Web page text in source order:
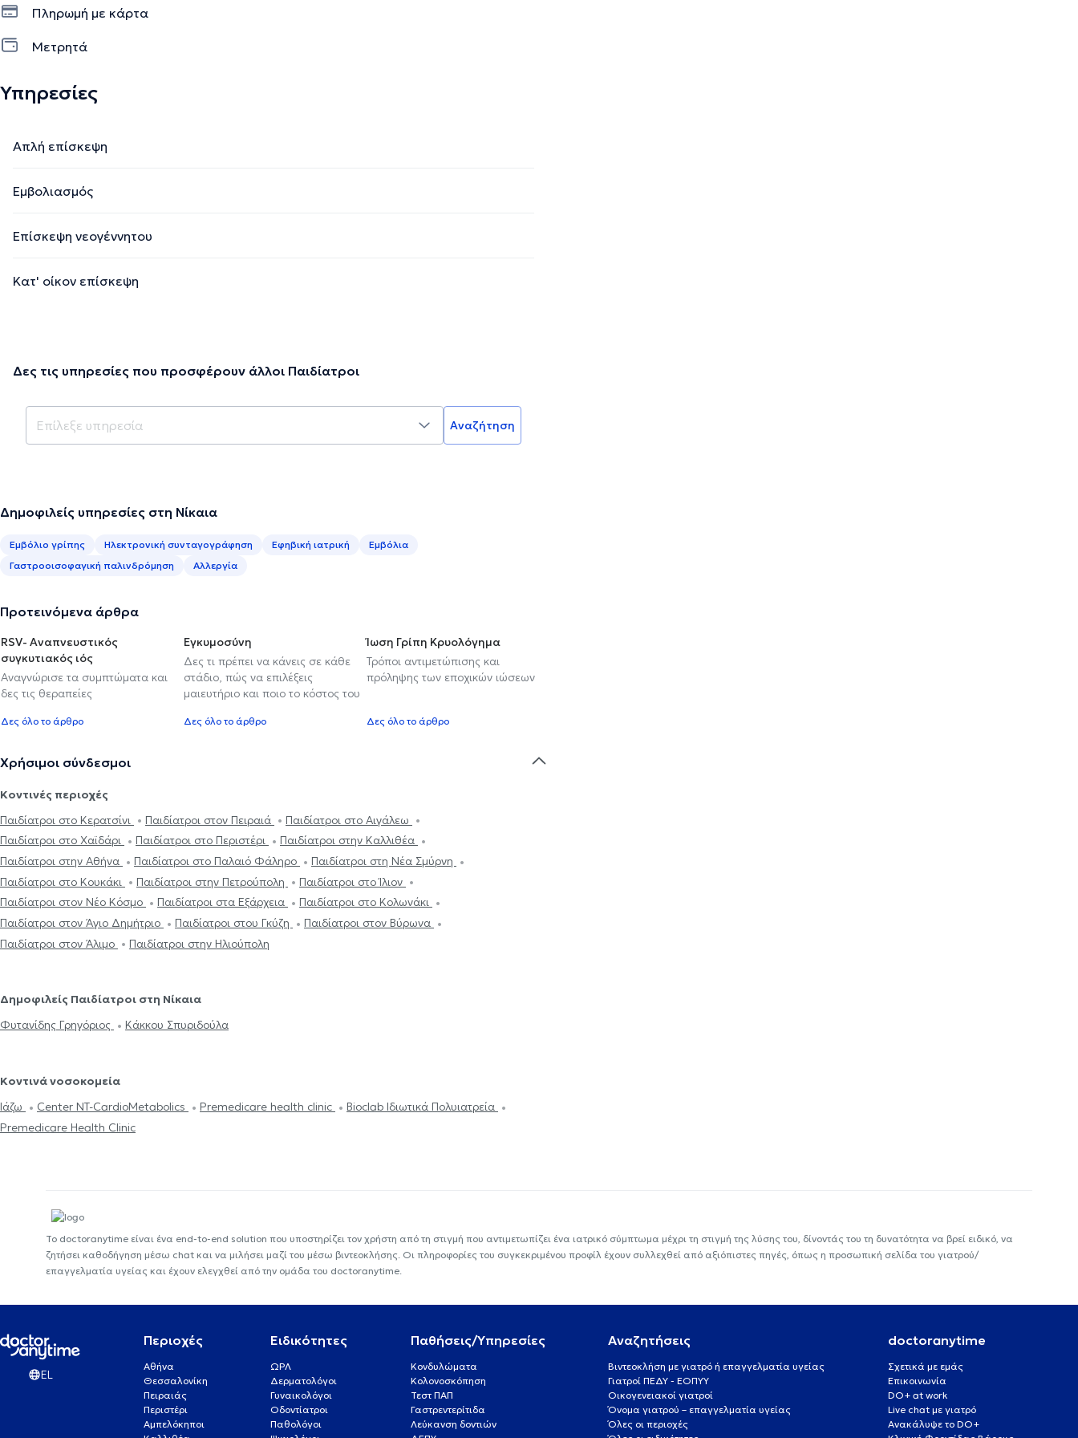
Πληρωμή με κάρτα
Μετρητά
Υπηρεσίες
Απλή επίσκεψη
Εμβολιασμός
Επίσκεψη νεογέννητου
Κατ' οίκον επίσκεψη
Δες τις υπηρεσίες που προσφέρουν άλλοι Παιδίατροι
Αναζήτηση
Δημοφιλείς υπηρεσίες στη Νίκαια
Εμβόλιο γρίπης Ηλεκτρονική συνταγογράφηση Εφηβική ιατρική
Εμβόλια
Γαστροοισοφαγική παλινδρόμηση
Αλλεργία
Προτεινόμενα άρθρα
RSV- Αναπνευστικός
συγκυτιακός ιός
Αναγνώρισε τα συμπτώματα και
δες τις θεραπείες
Δες όλο το άρθρο
Εγκυμοσύνη
Δες τι πρέπει να κάνεις σε κάθε
στάδιο, πώς να επιλέξεις
μαιευτήριο και ποιο το κόστος του
Δες όλο το άρθρο
Ίωση Γρίπη Κρυολόγημα
Τρόποι αντιμετώπισης και
πρόληψης των εποχικών ιώσεων
Δες όλο το άρθρο
Χρήσιμοι σύνδεσμοι
Κοντινές περιοχές
Παιδίατροι στο Κερατσίνι
Παιδίατροι στον Πειραιά
Παιδίατροι στο Αιγάλεω
Παιδίατροι στο Χαϊδάρι
Παιδίατροι στο Περιστέρι
Παιδίατροι στην Καλλιθέα
Παιδίατροι στην Αθήνα
Παιδίατροι στο Παλαιό Φάληρο
Παιδίατροι στη Νέα Σμύρνη
Παιδίατροι στο Κουκάκι
Παιδίατροι στην Πετρούπολη
Παιδίατροι στο Ίλιον
Παιδίατροι στον Νέο Κόσμο
Παιδίατροι στα Εξάρχεια
Παιδίατροι στο Κολωνάκι
Παιδίατροι στον Άγιο Δημήτριο
Παιδίατροι στου Γκύζη
Παιδίατροι στον Βύρωνα
Παιδίατροι στον Άλιμο
Παιδίατροι στην Ηλιούπολη
Δημοφιλείς Παιδίατροι στη Νίκαια
Φυτανίδης Γρηγόριος
Κάκκου Σπυριδούλα
Κοντινά νοσοκομεία
Ιάζω
Center NT-CardioMetabolics Premedicare health clinic
Bioclab Ιδιωτικά Πολυιατρεία
Premedicare Health Clinic
Το doctoranytime είναι ένα end-to-end solution που υποστηρίζει τον χρήστη από τη στιγμή που αντιμετωπίζει ένα ιατρικό σύμπτωμα μέχρι τη στιγμή της λύσης του, δίνοντάς του τη δυνατότητα να βρεί ειδικό, να
ζητήσει καθοδήγηση μέσω chat και να μιλήσει μαζί του μέσω βιντεοκλήσης. Οι πληροφορίες του συγκεκριμένου προφίλ έχουν συλλεχθεί από αξιόπιστες πηγές, όπως η προσωπική σελίδα του γιατρού/
επαγγελματία υγείας και έχουν ελεγχθεί από την ομάδα του doctoranytime.
EL
Περιοχές
Αθήνα
Θεσσαλονίκη
Πειραιάς
Περιστέρι
Αμπελόκηποι
Ειδικότητες
ΩΡΛ
Δερματολόγοι
Γυναικολόγοι
Οδοντίατροι
Παθολόγοι
Παθήσεις/Υπηρεσίες
Κονδυλώματα
Κολονοσκόπηση
Τεστ ΠΑΠ
Γαστρεντερίτιδα
Λεύκανση δοντιών
Αναζητήσεις
Βιντεοκλήση με γιατρό ή επαγγελματία υγείας
Γιατροί ΠΕΔΥ - ΕΟΠΥΥ
Οικογενειακοί γιατροί
Όνομα γιατρού – επαγγελματία υγείας
Όλες οι περιοχές
doctoranytime
Σχετικά με εμάς
Επικοινωνία
DO+ at work
Live chat με γιατρό
Ανακάλυψε το DO+